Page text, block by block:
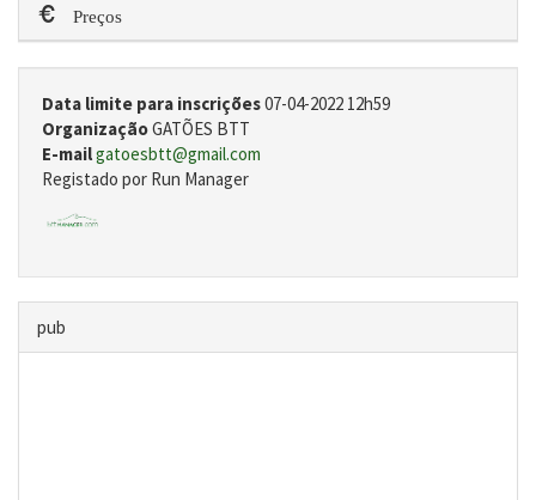
Preços
Data limite para inscrições07-04-2022 12h59
OrganizaçãoGATÕES BTT
E-mailgatoesbtt@gmail.com
Registado por Run Manager
pub